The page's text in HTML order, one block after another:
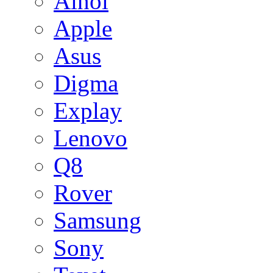
Apple
Asus
Digma
Explay
Lenovo
Q8
Rover
Samsung
Sony